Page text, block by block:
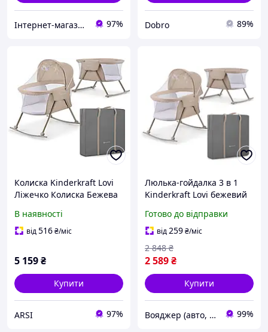
Інтернет-магазин "Астрокомфорт" 97% Dobro 89%
Колиска Kinderkraft Lovi
Ліжечко Колиска Бежева
В наявності
від516₴/міс
5 159₴
Купити
ARSI 97%
Люлька-гойдалка 3 в 1
Kinderkraft Lovi бежевий
VO
Готово до відправки
від259₴/міс
2 589₴
2 848 ₴
Купити
Вояджер (авто, туризм, спорт) 99%